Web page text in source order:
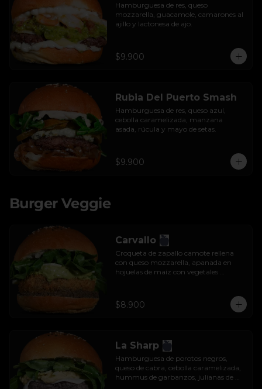
Hamburguesa de res, queso
mozzarella, guacamole, camarones al
ajillo y lactonesa de ajo.
$9.900
Rubia Del Puerto Smash
Hamburguesa de res, queso azul,
cebolla caramelizada, manzana
asada, rúcula y mayo de setas.
$9.900
Burger Veggie
Carvallo
Croqueta de zapallo camote rellena
con queso mozzarella, apanada en
hojuelas de maíz con vegetales
$8.900
La Sharp
Hamburguesa de porotos negros,
queso de cabra, cebolla caramelizada,
hummus de garbanzos, julianas de